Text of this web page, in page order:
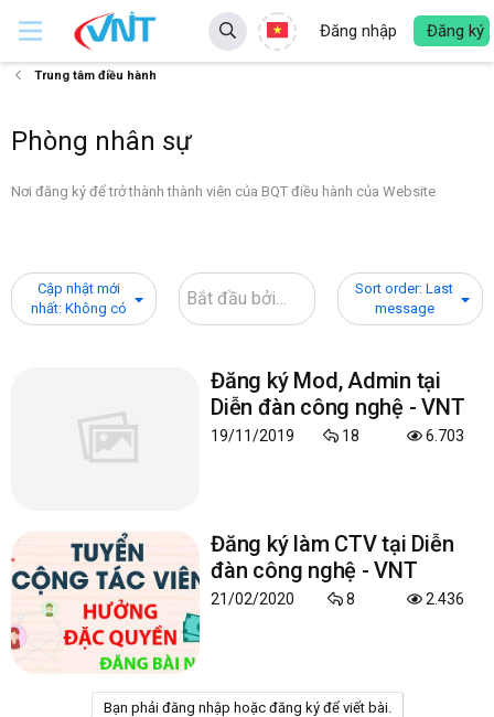
Đăng nhập Đăng ký
Trung tâm điều hành
Phòng nhân sự
Nơi đăng ký để trở thành thành viên của BQT điều hành của Website
Cập nhật mới
nhất: Không có
Sort order: Last
message
Đăng ký Mod, Admin tại
Diễn đàn công nghệ - VNT
19/11/2019 18 6.703
Đăng ký làm CTV tại Diễn
đàn công nghệ - VNT
21/02/2020 8 2.436
Bạn phải đăng nhập hoặc đăng ký để viết bài.